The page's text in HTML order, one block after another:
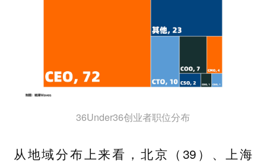
36Under36创业者职位分布
从地域分布上来看，北京（39）、上海